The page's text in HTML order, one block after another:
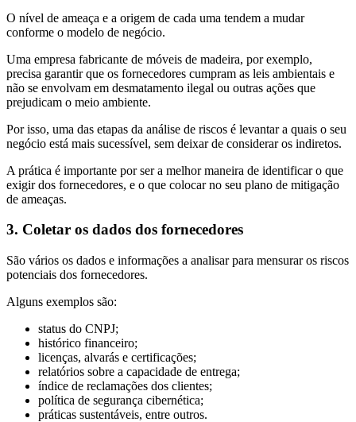
O nível de ameaça e a origem de cada uma tendem a mudar
conforme o modelo de negócio.
Uma empresa fabricante de móveis de madeira, por exemplo,
precisa garantir que os fornecedores cumpram as leis ambientais e
não se envolvam em desmatamento ilegal ou outras ações que
prejudicam o meio ambiente.
Por isso, uma das etapas da análise de riscos é levantar a quais o seu
negócio está mais sucessível, sem deixar de considerar os indiretos.
A prática é importante por ser a melhor maneira de identificar o que
exigir dos fornecedores, e o que colocar no seu plano de mitigação
de ameaças.
3. Coletar os dados dos fornecedores
São vários os dados e informações a analisar para mensurar os riscos
potenciais dos fornecedores.
Alguns exemplos são:
status do CNPJ;
histórico financeiro;
licenças, alvarás e certificações;
relatórios sobre a capacidade de entrega;
índice de reclamações dos clientes;
política de segurança cibernética;
práticas sustentáveis, entre outros.